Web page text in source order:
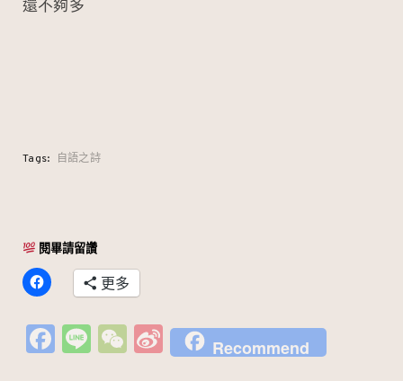
還不夠多
Tags: 自語之詩
閱畢請留讚
更多
Fa Li W Si
n
Recommend